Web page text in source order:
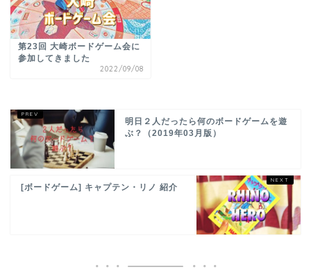
第23回 大崎ボードゲーム会に
参加してきました
2022/09/08
明日２人だったら何のボードゲームを遊
ぶ？（2019年03月版）
[ボードゲーム] キャプテン・リノ 紹介